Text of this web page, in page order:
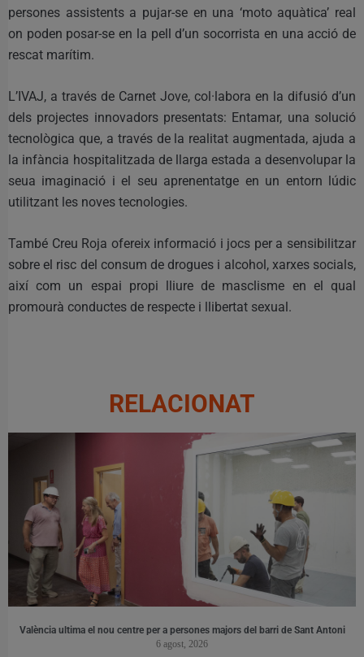
persones assistents a pujar-se en una ‘moto aquàtica’ real
on poden posar-se en la pell d’un socorrista en una acció de
rescat marítim.
L’IVAJ, a través de Carnet Jove, col·labora en la difusió d’un
dels projectes innovadors presentats: Entamar, una solució
tecnològica que, a través de la realitat augmentada, ajuda a
la infància hospitalitzada de llarga estada a desenvolupar la
seua imaginació i el seu aprenentatge en un entorn lúdic
utilitzant les noves tecnologies.
També Creu Roja ofereix informació i jocs per a sensibilitzar
sobre el risc del consum de drogues i alcohol, xarxes socials,
així com un espai propi lliure de masclisme en el qual
promourà conductes de respecte i llibertat sexual.
RELACIONAT
València ultima el nou centre per a persones majors del barri de Sant Antoni
6 agost, 2026